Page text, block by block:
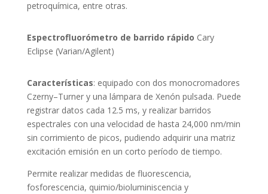
petroquímica, entre otras.
Espectrofluorómetro de barrido rápido Cary
Eclipse (Varian/Agilent)
Características: equipado con dos monocromadores
Czerny–Turner y una lámpara de Xenón pulsada. Puede
registrar datos cada 12.5 ms, y realizar barridos
espectrales con una velocidad de hasta 24,000 nm/min
sin corrimiento de picos, pudiendo adquirir una matriz
excitación emisión en un corto período de tiempo.
Permite realizar medidas de fluorescencia,
fosforescencia, quimio/bioluminiscencia y